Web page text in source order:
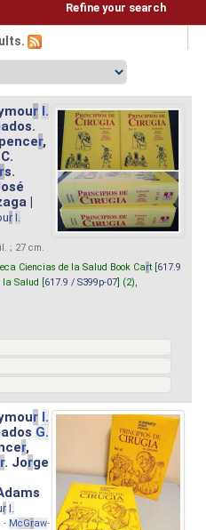
Refine your search
r I.
r,
rs.
|
r I.
; 27 cm.
Ciencias de la Salud Book Cart [ 617.9
Salud [ 617.9 / S399p-07 ] (2),
r I.
G.
r,
r. Jorge
r I.
- McGraw-